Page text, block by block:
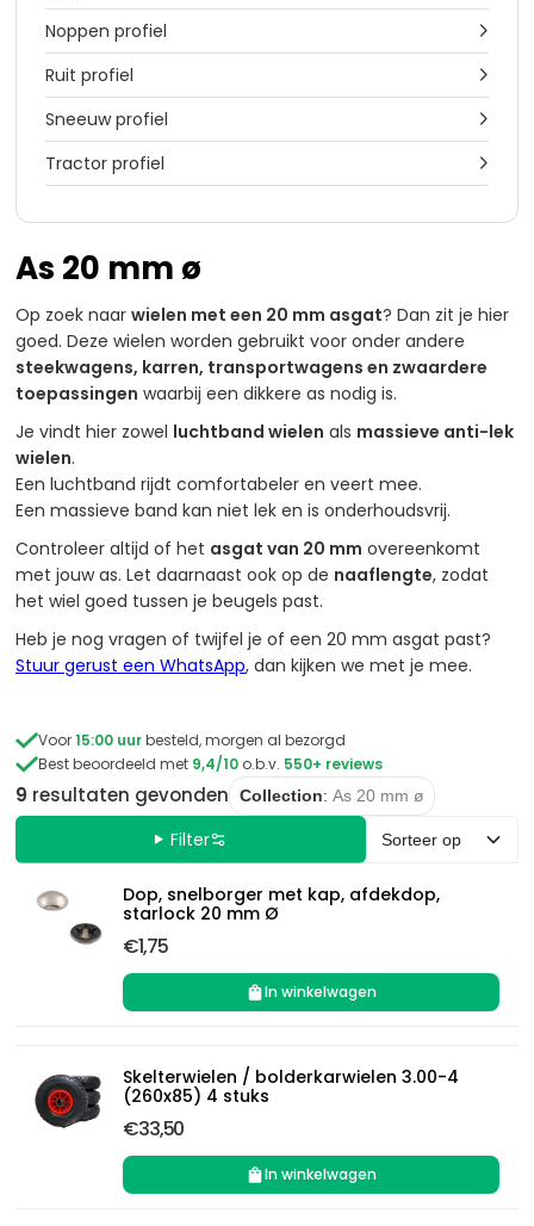
Noppen profiel 
Ruit profiel 
Sneeuw profiel 
Tractor profiel 
As 20 mm ø
Op zoek naar wielen met een 20 mm asgat? Dan zit je hier
goed. Deze wielen worden gebruikt voor onder andere
steekwagens, karren, transportwagens en zwaardere
toepassingen waarbij een dikkere as nodig is.
Je vindt hier zowel luchtband wielen als massieve anti-lek
wielen.
Een luchtband rijdt comfortabeler en veert mee.
Een massieve band kan niet lek en is onderhoudsvrij.
Controleer altijd of het asgat van 20 mm overeenkomt
met jouw as. Let daarnaast ook op de naaflengte, zodat
het wiel goed tussen je beugels past.
Heb je nog vragen of twijfel je of een 20 mm asgat past?
Stuur gerust een WhatsApp, dan kijken we met je mee.
Voor15:00 uurbesteld, morgen al bezorgd
Best beoordeeld met 9,4/10 o.b.v. 550+ reviews
9 resultaten gevonden Collection: As 20 mm ø
Filter Sorteer op
Dop, snelborger met kap, afdekdop,
starlock 20 mm Ø
€1,75
In winkelwagen
Skelterwielen / bolderkarwielen 3.00-4
(260x85) 4 stuks
€33,50
In winkelwagen